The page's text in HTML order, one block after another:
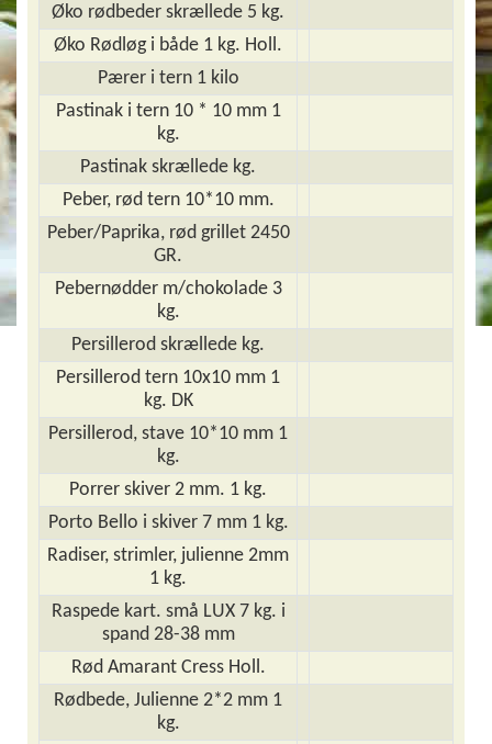
Øko rødbeder skrællede 5 kg.
Øko Rødløg i både 1 kg. Holl.
Pærer i tern 1 kilo
Pastinak i tern 10 * 10 mm 1
kg.
Pastinak skrællede kg.
Peber, rød tern 10*10 mm.
Peber/Paprika, rød grillet 2450
GR.
Pebernødder m/chokolade 3
kg.
Persillerod skrællede kg.
Persillerod tern 10x10 mm 1
kg. DK
Persillerod, stave 10*10 mm 1
kg.
Porrer skiver 2 mm. 1 kg.
Porto Bello i skiver 7 mm 1 kg.
Radiser, strimler, julienne 2mm
1 kg.
Raspede kart. små LUX 7 kg. i
spand 28-38 mm
Rød Amarant Cress Holl.
Rødbede, Julienne 2*2 mm 1
kg.